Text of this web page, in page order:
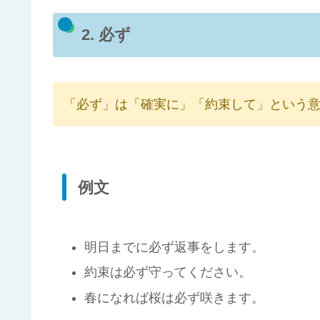
2. 必ず
「必ず」は「確実に」「約束して」という意
例文
明日までに必ず返事をします。
約束は必ず守ってください。
春になれば桜は必ず咲きます。